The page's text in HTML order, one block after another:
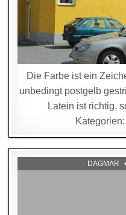
Die Farbe ist ein
unbedingt postgelb
Latein ist richtig,
Kategorien:
DAGMAR